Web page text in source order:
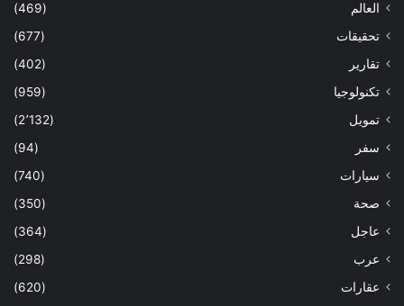
العالم
(469)
تحقيقات
(677)
تقارير
(402)
تكنولوجيا
(959)
تمويل
(2٬132)
سفر
(94)
سيارات
(740)
صحة
(350)
عاجل
(364)
عرب
(298)
عقارات
(620)